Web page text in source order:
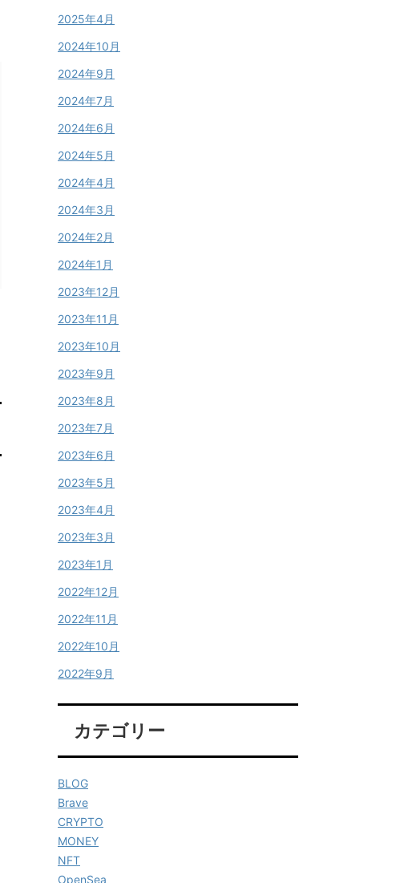
2025年4月
2024年10月
2024年9月
2024年7月
2024年6月
2024年5月
2024年4月
2024年3月
2024年2月
2024年1月
2023年12月
2023年11月
2023年10月
2023年9月
2023年8月
2023年7月
2023年6月
2023年5月
2023年4月
2023年3月
2023年1月
2022年12月
2022年11月
2022年10月
2022年9月
カテゴリー
BLOG
Brave
CRYPTO
MONEY
NFT
OpenSea